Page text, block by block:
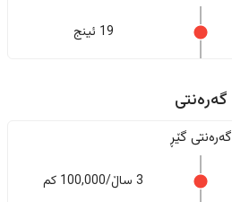
19 ئینج
گەرەنتی
گەرەنتی گێڕ
3 ساڵ/100,000 کم